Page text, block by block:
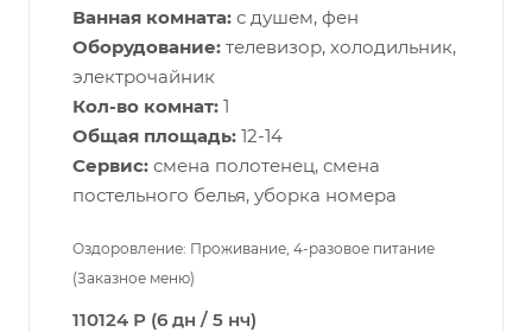
Ванная комната: с душем, фен
Оборудование: телевизор, холодильник,
электрочайник
Кол-во комнат: 1
Общая площадь: 12-14
Сервис: смена полотенец, смена
постельного белья, уборка номера
Оздоровление: Проживание, 4-разовое питание
(Заказное меню)
110124 Р (6 дн / 5 нч)